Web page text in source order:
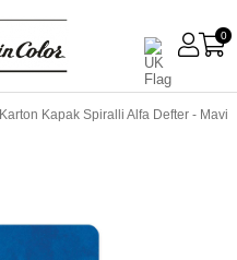
0
Kapak Spiralli Alfa Defter - Mavi